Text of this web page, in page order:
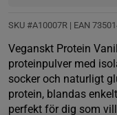
SKU #A10007R | EAN
Veganskt Protein
proteinpulver med
socker och naturligt
protein, blandas
perfekt för dig som